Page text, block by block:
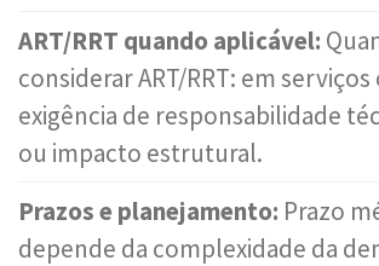
ART/RRT quando aplicável:
considerar ART/RRT: em serviços
exigência de responsabilidade
ou impacto estrutural.
Prazos e planejamento: Prazo
depende da complexidade da